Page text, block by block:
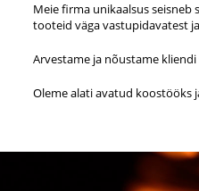
Meie firma unikaalsus seisneb
tooteid väga vastupidavatest
Arvestame ja nõustame
Oleme alati avatud koostööks